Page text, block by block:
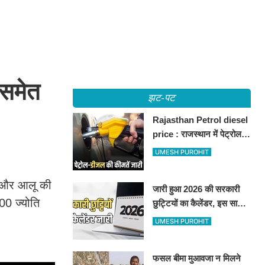
और आलू की
ज्योति
झट-पट
Rajasthan Petrol diesel
price : राजस्थान में पेट्रोल-
डीजल की कीमतें जारी, जानिए
UMESH PUROHIT
जारी हुआ 2026 की सरकारी
छुट्टियों का कैलेंडर, इस साल
कई बार मिलेगा लगातार
UMESH PUROHIT
फसल बीमा मुआवजा न मिलने